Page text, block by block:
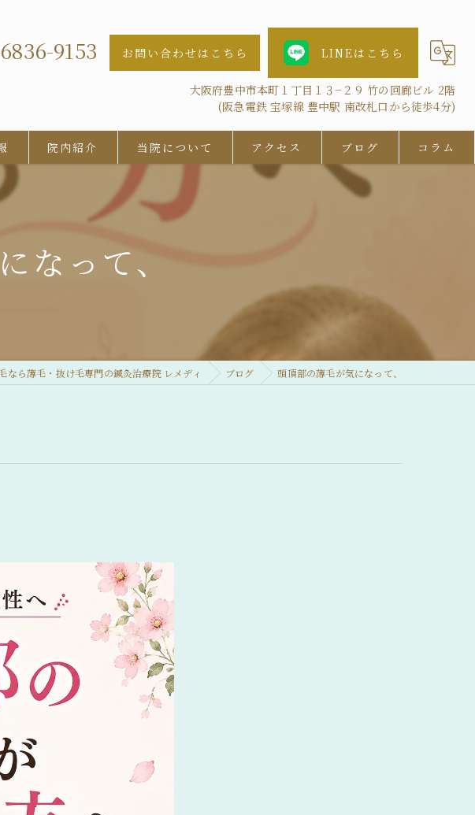
9153 お問い合わせはこちら LINEはこちら
大阪府豊中市本町１丁目１３−２９ 竹の回廊ビル 2階
(阪急電鉄 宝塚線 豊中駅 南改札口から徒歩4分)
院内紹介 当院について
女性
鍼灸
アクセス ブログ コラム
なって、
なら薄毛・抜け毛専門の鍼灸治療院 レメディ ブログ 頭頂部の薄毛が気になって、